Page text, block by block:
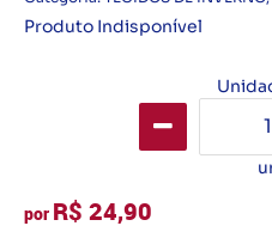
Produto Indisponível
por R$ 24,90